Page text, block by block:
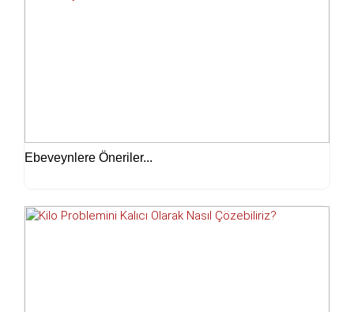
Ebeveynlere Öneriler...